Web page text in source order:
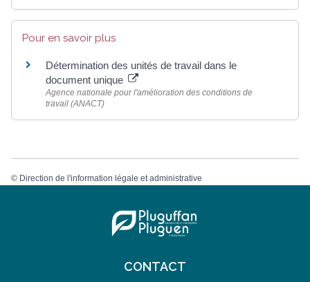
Pour en savoir plus
Détermination des unités de travail dans le
document unique
Agence nationale pour l'amélioration des conditions de
travail (ANACT)
© Direction de l'information légale et administrative
CONTACT